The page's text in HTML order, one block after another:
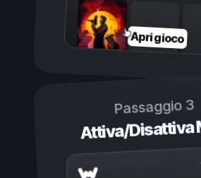
Apri gioco
Passaggio 3
Attiva/Disattiva